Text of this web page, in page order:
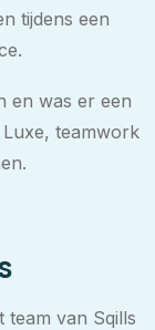
tijdens een
en was er een
teamwork
team van Sqills